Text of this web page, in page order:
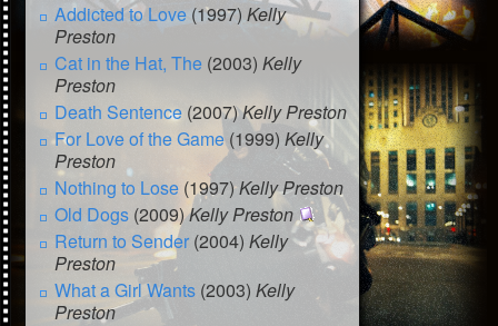
Addicted to Love (1997) Kelly
Preston
Cat in the Hat, The (2003) Kelly
Preston
Death Sentence (2007)Kelly Preston
For Love of the Game(1999) Kelly
Preston
Nothing to Lose (1997)Kelly Preston
Old Dogs (2009)Kelly Preston
Return to Sender (2004) Kelly
Preston
What a Girl Wants (2003) Kelly
Preston